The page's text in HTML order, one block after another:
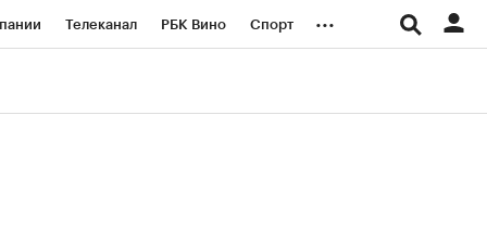
Телеканал РБК Вино Спорт ...